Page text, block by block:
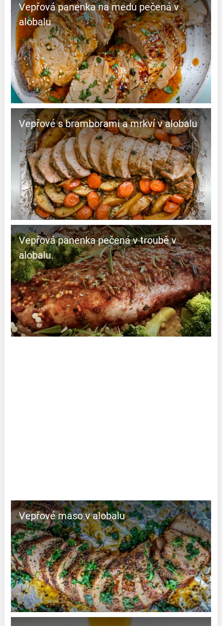
Vepřová panenka na medu pečená v
alobalu
Vepřové s bramborami a mrkví v alobalu
Vepřová panenka pečená v troubě v
alobalu.
Vepřové maso v alobalu